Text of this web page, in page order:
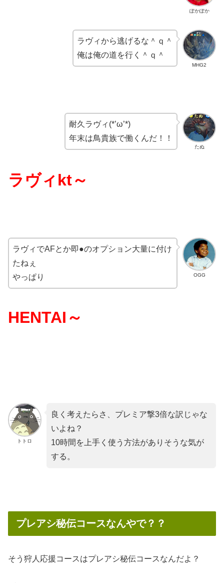
ぽかぽか
MHG2
ラヴィから逃げるな＾ｑ＾
俺は俺の道を行く＾ｑ＾
たぬ
耐久ラヴィ(*’ω’*)
年末は鳥貴族で働くんだ！！
ラヴィkt～
OGG
ラヴィでAFとか即●のオプション大量に付け
たねぇ
やっぱり
HENTAI～
トトロ
良く考えたらさ、プレミア撃3倍な訳じゃな
いよね？
10時間を上手く使う方法がありそうな気が
する。
プレアシ秘伝コースなんやで？？
そう狩人応援コースはプレアシ秘伝コースなんだよ？